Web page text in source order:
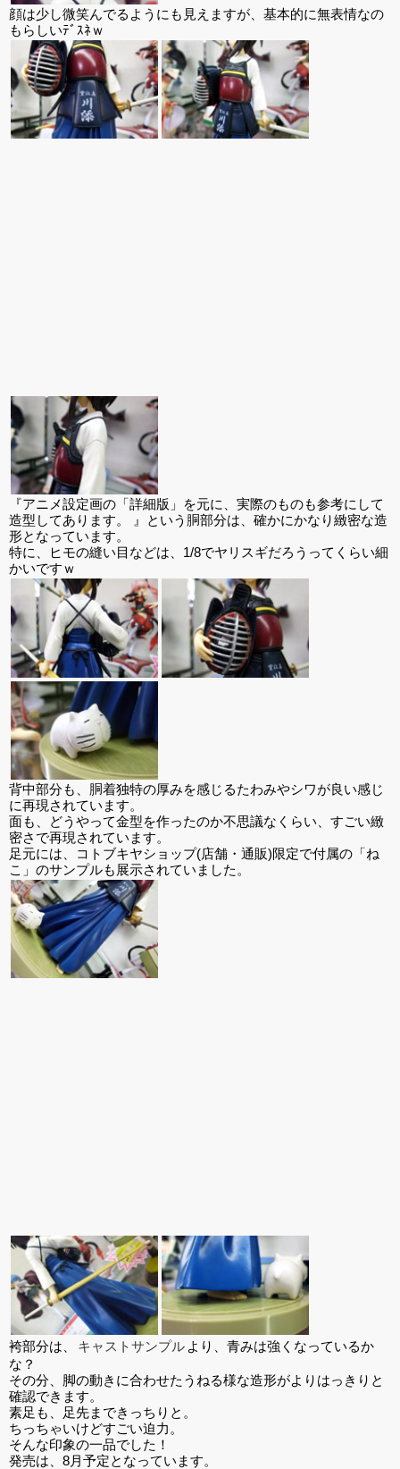
顔は少し微笑んでるようにも見えますが、基本的に無表情なの
もらしいﾃﾞｽﾈｗ
『アニメ設定画の「詳細版」を元に、実際のものも参考にして
造型してあります。 』という胴部分は、確かにかなり緻密な造
形となっています。
特に、ヒモの縫い目などは、1/8でヤリスギだろうってくらい細
かいですｗ
背中部分も、胴着独特の厚みを感じるたわみやシワが良い感じ
に再現されています。
面も、どうやって金型を作ったのか不思議なくらい、すごい緻
密さで再現されています。
足元には、コトブキヤショップ(店舗・通販)限定で付属の「ね
こ」のサンプルも展示されていました。
袴部分は、 キャストサンプル より、青みは強くなっているか
な？
その分、脚の動きに合わせたうねる様な造形がよりはっきりと
確認できます。
素足も、足先まできっちりと。
ちっちゃいけどすごい迫力。
そんな印象の一品でした！
発売は、8月予定となっています。